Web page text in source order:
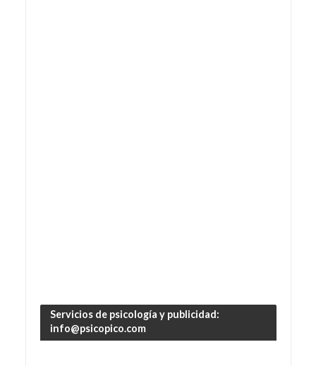
Servicios de psicología y publicidad:
info@psicopico.com